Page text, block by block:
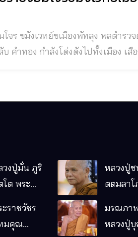
ตำรวจตรี ขุนพันธรักษ์ราชเดช (บุตร พันธรักษ์) ขณะ
คําทอง กําลังโด่งดังไปทั้งเมือง เ
วงปู่มั่น ภูริ
โต พระ
ะกรรมฐาน
หลวงปู่ช
ตตมลาโ
จ.มหาส
ราชวัชร
มคุณ
มรณภา
หลวงปู่